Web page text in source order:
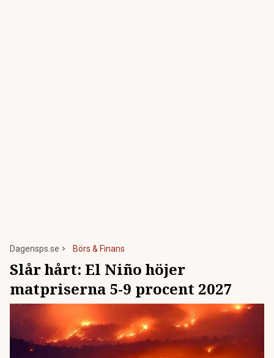
Dagensps.se Börs & Finans
Slår hårt: El Niño höjer
matpriserna 5-9 procent 2027